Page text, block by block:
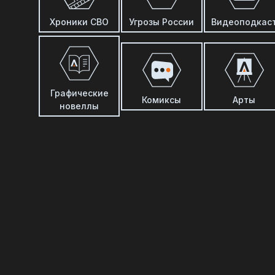
Хроники СВО Угрозы России
Графические
новеллы
Комиксы Арты